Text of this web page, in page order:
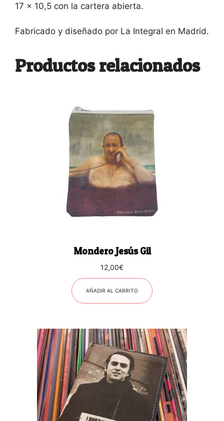
17 x 10,5 con la cartera abierta.
Fabricado y diseñado por La Integral en Madrid.
Productos relacionados
Mondero Jesús Gil
12,00€
AÑADIR AL CARRITO